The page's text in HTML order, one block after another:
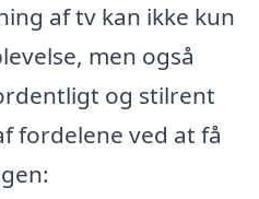
af tv kan ikke kun
men også
og stilrent
fordelene ved at få